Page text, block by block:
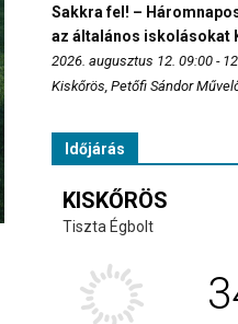
Sakkra fel! –
az általános iskolásokat
2026. augusztus 12. 09:00 -
Kiskőrös, Petőfi Sándor
Időjárás
KISKŐRÖS
Tiszta Égbolt